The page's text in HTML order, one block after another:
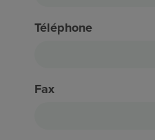
Téléphone
Fax